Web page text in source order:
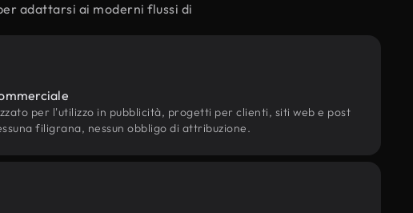
adattarsi ai moderni flussi di
per l'utilizzo in pubblicità, progetti per clienti, siti web e post
filigrana, nessun obbligo di attribuzione.